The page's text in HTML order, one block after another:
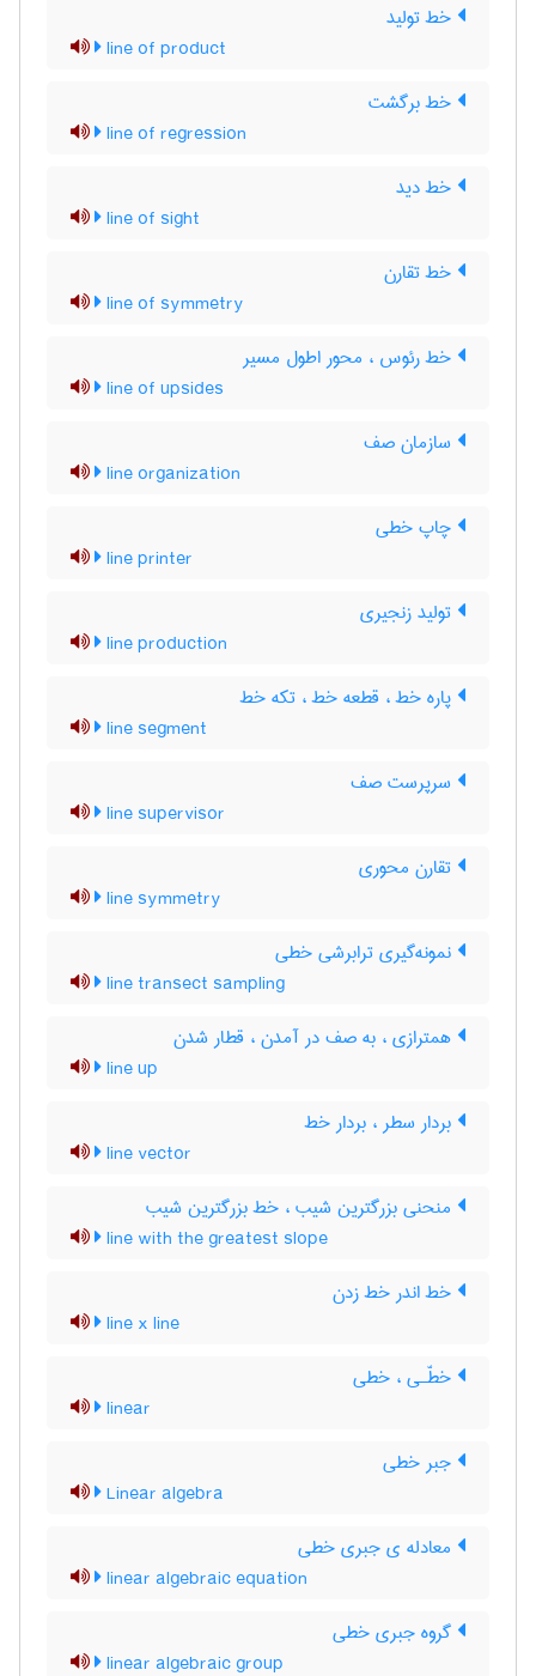
خط تولید
line of product
خط برگشت
line of regression
خط دید
line of sight
خط تقارن
line of symmetry
خط رئوس ، محور اطول مسیر
line of upsides
سازمان صف
line organization
چاپ خطی
line printer
تولید زنجیری
line production
پاره خط ، قطعه خط ، تکه خط
line segment
سرپرست صف
line supervisor
تقارن محوری
line symmetry
نمونه‌گیری ترابرشی خطی
line transect sampling
همترازی ، به صف در آمدن ، قطار شدن
line up
بردار سطر ، بردار خط
line vector
منحنی بزرگترین شیب ، خط بزرگترین شیب
line with the greatest slope
خط اندر خط زدن
line x line
خطّـی ، خطی
linear
جبر خطی
Linear algebra
معادله ی جبری خطی
linear algebraic equation
گروه جبری خطی
linear algebraic group